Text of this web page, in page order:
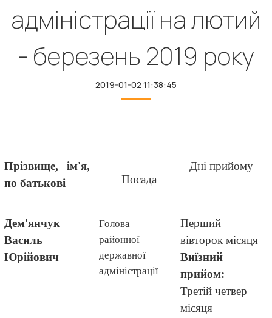
адміністрації на лютий
- березень 2019 року
2019-01-02 11:38:45
Прізвище, ім'я,
по батькові
Посада
Дні прийому
Дем'янчук
Василь
Юрійович
Голова
районної
державної
адміністрації
Перший
вівторокмісяця
Виїзний
прийом:
Третій четвер
місяця